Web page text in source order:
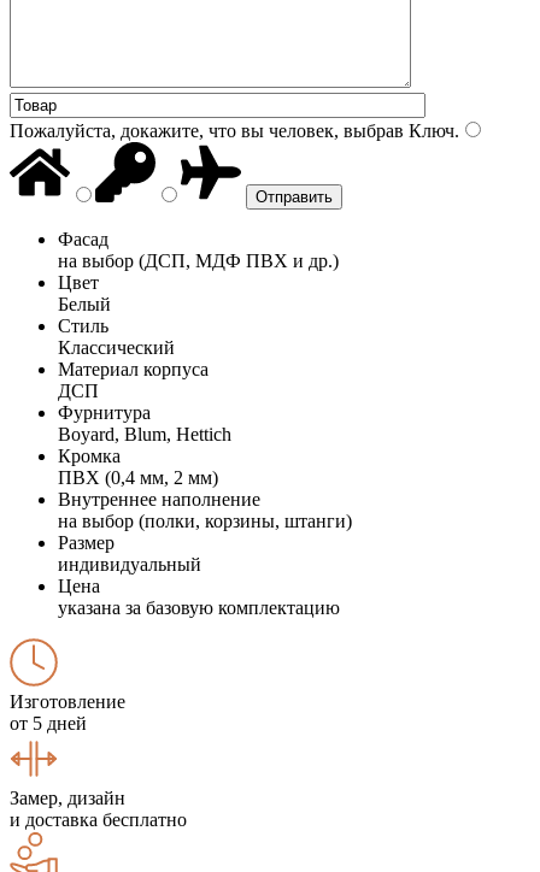
Пожалуйста, докажите, что вы человек, выбрав Ключ.
Фасад
на выбор (ДСП, МДФ ПВХ и др.)
Цвет
Белый
Стиль
Классический
Материал корпуса
ДСП
Фурнитура
Boyard, Blum, Hettich
Кромка
ПВХ (0,4 мм, 2 мм)
Внутреннее наполнение
на выбор (полки, корзины, штанги)
Размер
индивидуальный
Цена
указана за базовую комплектацию
Изготовление
от 5 дней
Замер, дизайн
и доставка бесплатно